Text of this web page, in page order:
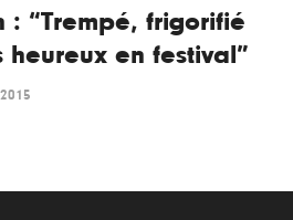
: “Trempé, frigorifié
en festival”